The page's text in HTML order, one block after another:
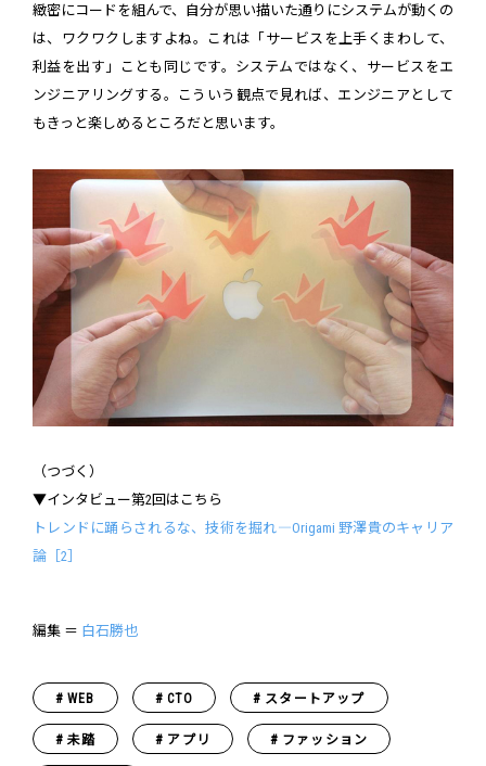
緻密にコードを組んで、自分が思い描いた通りにシステムが動くの
は、ワクワクしますよね。これは「サービスを上手くまわして、
利益を出す」ことも同じです。システムではなく、サービスをエ
ンジニアリングする。こういう観点で見れば、エンジニアとして
もきっと楽しめるところだと思います。
（つづく）
▼インタビュー第2回はこちら
トレンドに踊らされるな、技術を掘れ―Origami 野澤貴のキャリア
論［2］
編集 ＝ 白石勝也
WEB CTO スタートアップ
未踏 アプリ ファッション